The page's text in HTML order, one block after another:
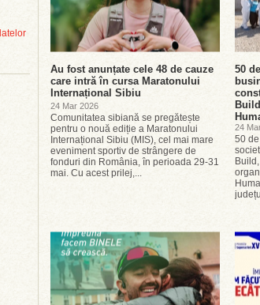
Au fost anunțate cele 48 de cauze
care intră în cursa Maratonului
Internațional Sibiu
24 Mar 2026
Comunitatea sibiană se pregătește
pentru o nouă ediție a Maratonului
Internațional Sibiu (MIS), cel mai mare
eveniment sportiv de strângere de
fonduri din România, în perioada 29-31
mai. Cu acest prilej,...
50
24
50